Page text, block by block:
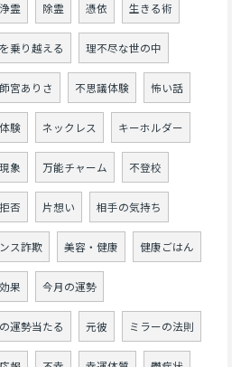
霊 除霊 憑依 生きる術
乗り越える 理不尽な世の中
宮ありさ 不思議体験 怖い話
験 ネックレス キーホルダー
象 万能チャーム 不登校
否 片想い 相手の気持ち
ス詐欺 美容・健康 健康ごはん
果 今月の運勢
運勢当たる 元彼 ミラーの法則